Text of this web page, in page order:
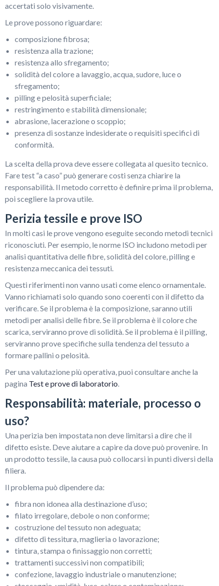
accertati solo visivamente.
Le prove possono riguardare:
composizione fibrosa;
resistenza alla trazione;
resistenza allo sfregamento;
solidità del colore a lavaggio, acqua, sudore, luce o
sfregamento;
pilling e pelosità superficiale;
restringimento e stabilità dimensionale;
abrasione, lacerazione o scoppio;
presenza di sostanze indesiderate o requisiti specifici di
conformità.
La scelta della prova deve essere collegata al quesito tecnico.
Fare test “a caso” può generare costi senza chiarire la
responsabilità. Il metodo corretto è definire prima il problema,
poi scegliere la prova utile.
Perizia tessile e prove ISO
In molti casi le prove vengono eseguite secondo metodi tecnici
riconosciuti. Per esempio, le norme ISO includono metodi per
analisi quantitativa delle fibre, solidità del colore, pilling e
resistenza meccanica dei tessuti.
Questi riferimenti non vanno usati come elenco ornamentale.
Vanno richiamati solo quando sono coerenti con il difetto da
verificare. Se il problema è la composizione, saranno utili
metodi per analisi delle fibre. Se il problema è il colore che
scarica, serviranno prove di solidità. Se il problema è il pilling,
serviranno prove specifiche sulla tendenza del tessuto a
formare pallini o pelosità.
Per una valutazione più operativa, puoi consultare anche la
pagina Test e prove di laboratorio
Responsabilità: materiale, processo o
uso?
Una perizia ben impostata non deve limitarsi a dire che il
difetto esiste. Deve aiutare a capire da dove può provenire. In
un prodotto tessile, la causa può collocarsi in punti diversi della
filiera.
Il problema può dipendere da:
fibra non idonea alla destinazione d’uso;
filato irregolare, debole o non conforme;
costruzione del tessuto non adeguata;
difetto di tessitura, maglieria o lavorazione;
tintura, stampa o finissaggio non corretti;
trattamenti successivi non compatibili;
confezione, lavaggio industriale o manutenzione;